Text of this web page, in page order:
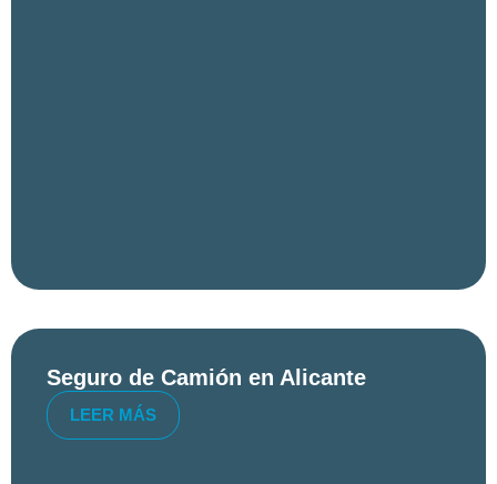
Seguro de Camión en Alicante
LEER MÁS